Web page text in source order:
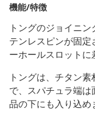
機能/特徴
トングのジョイニ
テンレスピンが固
ーホールスロットに
トングは、チタン
で、スパチュラ端
品の下にも入り込め